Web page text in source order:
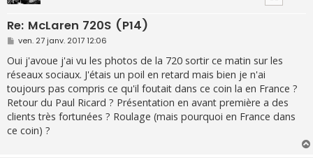
Re: McLaren 720S (P14)
M
s
s
a
g
e
ven. 27 janv. 2017 12:06
Oui j'avoue j'ai vu les photos de la 720 sortir ce matin sur les
réseaux sociaux. J'étais un poil en retard mais bien je n'ai
toujours pas compris ce qu'il foutait dans ce coin la en France ?
Retour du Paul Ricard ? Présentation en avant première a des
clients très fortunées ? Roulage (mais pourquoi en France dans
ce coin) ?